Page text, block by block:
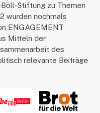
Stiftung zu Themen
wurden nochmals
ENGAGEMENT
Mitteln der
des
relevante Beiträge